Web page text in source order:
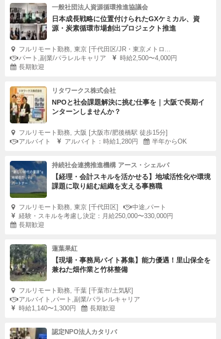
一般社団法人資源循環推進協議会
日本成長戦略に位置付けられたGXケミカル、資
源・炭素循環市場創出プロジェクト推進
フルリモート勤務, 東京 [千代田区/JR・東京メトロ...
パート,副業/パラレルキャリア
時給2,500〜4,000円
長期歓迎
リタワークス株式会社
NPOと社会課題解決に挑む仕事を｜大阪で長期イ
ンターンしませんか？
フルリモート勤務, 大阪 [大阪市/肥後橋駅 徒歩15分]
アルバイト
アルバイト：時給1,280円 半年からOK
持続社会連携推進機構 アース・シェルパ
【経理・会計スキルを活かせる】地域活性化や環境
課題に取り組む組織を支える事務職
フルリモート勤務, 東京 [千代田区]
中途,パート
経験・スキルを考慮し決定：月給250,000〜330,000円
長期歓迎
蓮葉果紅
【現場・事務局バイト募集】能力優遇！里山保全を
兼ねた畑作業と竹林整備
フルリモート勤務, 千葉 [千葉市/土気駅]
アルバイト,パート,副業/パラレルキャリア
時給1,140〜1,300円
長期歓迎
認定NPO法人カタリバ